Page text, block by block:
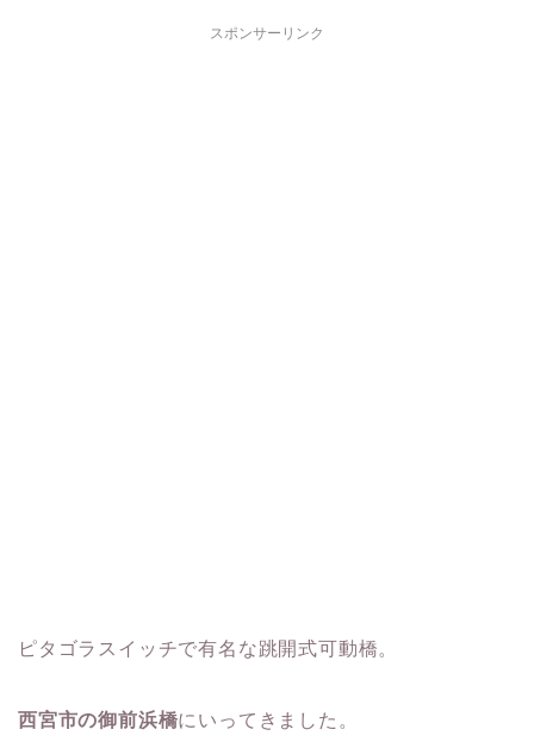
スポンサーリンク
ピタゴラスイッチで有名な跳開式可動橋。
西宮市の御前浜橋にいってきました。